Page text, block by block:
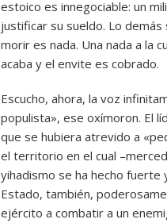
estoico es innegociable: un
justificar su sueldo. Lo
morir es nada. Una nada a la
acaba y el envite es cobrado.
Escucho, ahora, la voz
populista», ese oxímoron. El
que se hubiera atrevido a
el territorio en el cual
yihadismo se ha hecho fuerte
Estado, también,
ejército a combatir a un